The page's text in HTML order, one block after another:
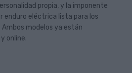
propia, y la imponente
enduro eléctrica lista para los
modelos ya están
online.